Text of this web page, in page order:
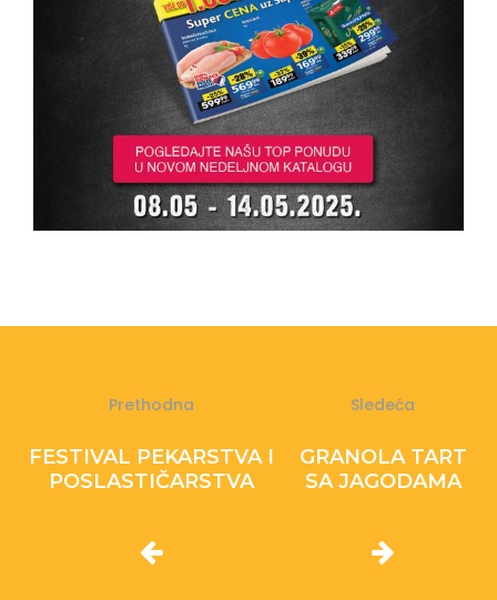
Prethodna
FESTIVAL PEKARSTVA I
POSLASTIČARSTVA
Sledeća
GRANOLA TART
SA JAGODAMA